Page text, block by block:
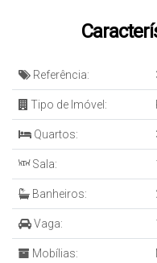
Referência:
Tipo de Imóvel:
Quartos:
Sala:
Banheiros:
Vaga:
Mobílias: